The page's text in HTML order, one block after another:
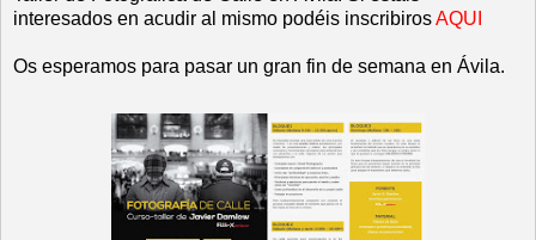
interesados en acudir al mismo podéis inscribirosAQUI
Os esperamos para pasar un gran fin de semana en Ávila.